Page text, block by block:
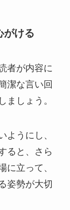
がける
者が内容に
潔な言い回
ましょう。
ようにし、
ると、さら
に立って、
姿勢が大切